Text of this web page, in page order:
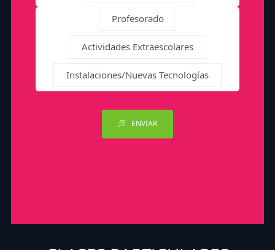
Profesorado
Actividades Extraescolares
Instalaciones/Nuevas Tecnologías
ENVIAR